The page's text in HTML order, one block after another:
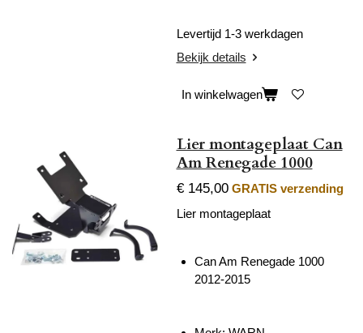
Levertijd 1-3 werkdagen
Bekijk details
In winkelwagen
Lier montageplaat Can
Am Renegade 1000
€ 145,00 GRATIS verzending
Lier montageplaat
Can Am Renegade 1000
2012-2015